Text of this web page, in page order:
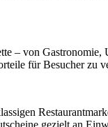
– von
für Besucher
gezielt an